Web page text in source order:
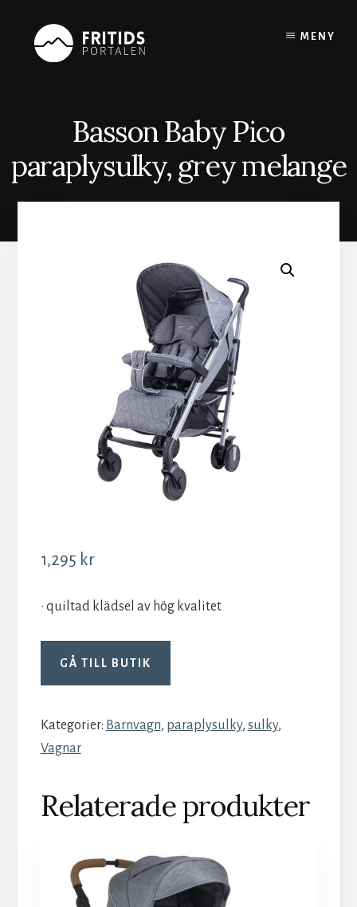
content
MENY
Basson Baby Pico
paraplysulky, grey melange
1,295 kr
• quiltad klädsel av hög kvalitet
GÅ TILL BUTIK
Kategorier: Barnvagn, paraplysulky, sulky,
Vagnar
Relaterade produkter